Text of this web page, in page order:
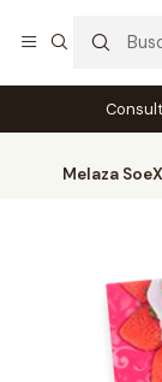
Melaza